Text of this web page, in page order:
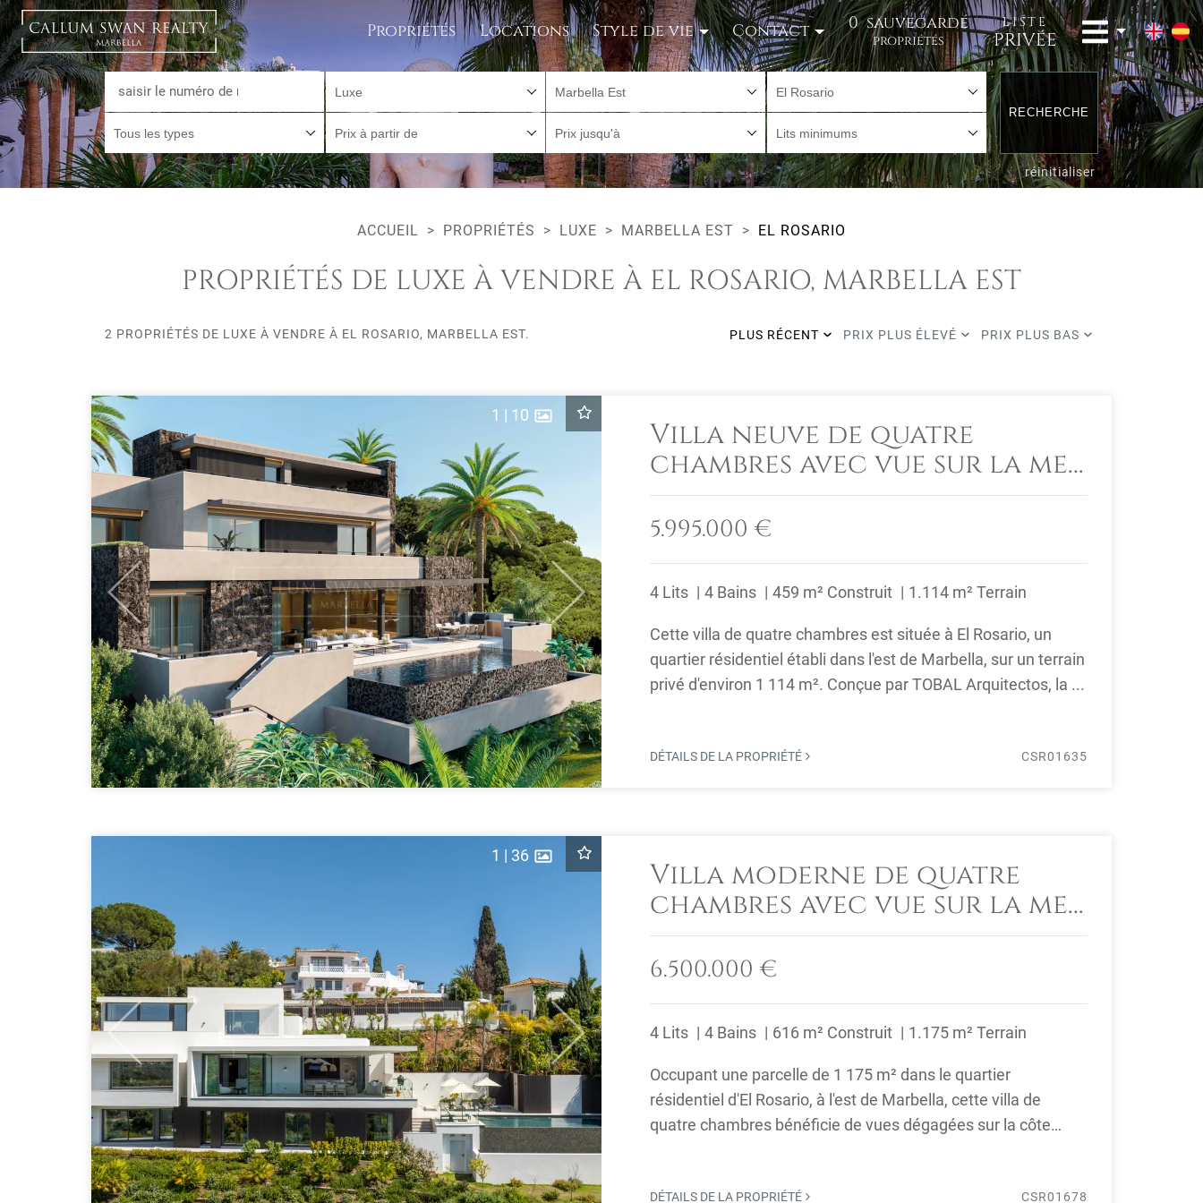
Propriétés Locations Style de vie Contact 0 sauvegardé
propriétés
LISTE
PRIVÉE
Luxe Marbella Est El Rosario
Tous les types Prix à partir de Prix jusqu'à Lits minimums
RECHERCHE
réinitialiser
ACCUEIL PROPRIÉTÉS LUXE MARBELLA EST EL ROSARIO
PROPRIÉTÉS DE LUXE À VENDRE À EL ROSARIO, MARBELLA EST
2 PROPRIÉTÉS DE LUXE À VENDRE À EL ROSARIO, MARBELLA EST. PLUS RÉCENT PRIX PLUS ÉLEVÉ PRIX PLUS BAS
Previous Next
1 | 10
Villa neuve de quatre
chambres avec vue sur la mer
à vendre à El Rosario,
Marbella Est
5.995.000 €
4 Lits 4 Bains 459 m² Construit 1.114 m² Terrain
Cette villa de quatre chambres est située à El Rosario, un
quartier résidentiel établi dans l'est de Marbella, sur un terrain
privé d'environ 1 114 m². Conçue par TOBAL Arquitectos, la ...
DÉTAILS DE LA PROPRIÉTÉ CSR01635
Next
1 | 36
Villa moderne de quatre
chambres avec vue sur la mer
à vendre à El Rosario,
Marbella
6.500.000 €
4 Lits 4 Bains 616 m² Construit 1.175 m² Terrain
Occupant une parcelle de 1 175 m² dans le quartier
résidentiel d'El Rosario, à l'est de Marbella, cette villa de
quatre chambres bénéficie de vues dégagées sur la côte
DÉTAILS DE LA PROPRIÉTÉ CSR01678